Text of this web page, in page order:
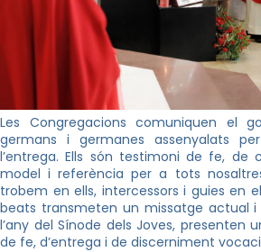
Les Congregacions comuniquen el
germans i germanes assenyalats
l’entrega. Ells són testimoni de fe, de
model i referència per a tots
trobem en ells, intercessors i guies en
beats transmeten un missatge actual i
l’any del Sínode dels Joves, presenten
de fe, d’entrega i de discerniment